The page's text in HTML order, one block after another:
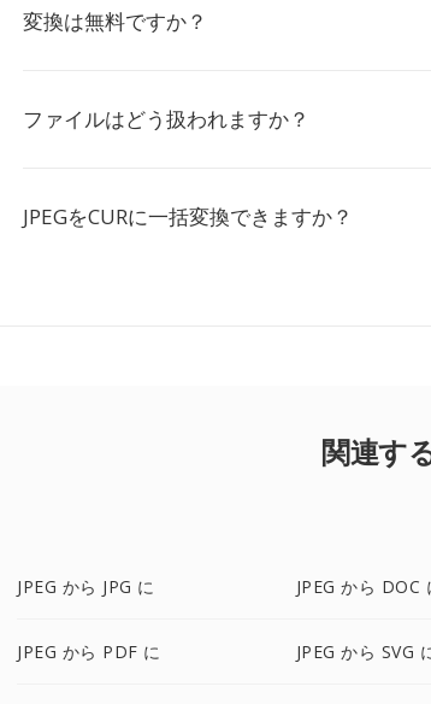
変換は無料ですか？
ファイルはどう扱われますか？
JPEGをCURに一括変換できますか？
関連す
JPEG から JPG に JPEG から DOC
JPEG から PDF に JPEG から SVG